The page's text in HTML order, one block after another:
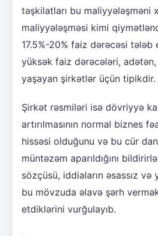
təşkilatları bu maliyyələşməni
maliyyələşməsi kimi
17.5%-20% faiz dərəcəsi tələb
yüksək faiz dərəcələri,
yaşayan şirkətlər üçün tipikdir.
Şirkət rəsmiləri isə dövriyyə
artırılmasının normal biznes
hissəsi olduğunu və bu cür
müntəzəm aparıldığını
sözçüsü, iddiaların əsassız və
bu mövzuda əlavə şərh
etdiklərini vurğulayıb.